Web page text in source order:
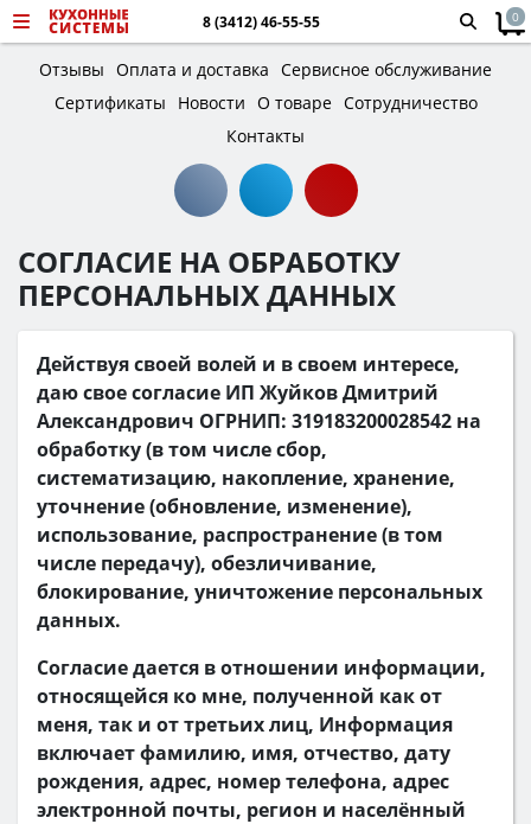
8 (3412) 46-55-55 0
Отзывы Оплата и доставка Сервисное обслуживание
Сертификаты
Новости О товаре Сотрудничество
Контакты
СОГЛАСИЕ НА ОБРАБОТКУ
ПЕРСОНАЛЬНЫХ ДАННЫХ
Действуя своей волей и в своем интересе,
даю свое согласие ИП Жуйков Дмитрий
Александрович ОГРНИП: 319183200028542 на
обработку (в том числе сбор,
систематизацию, накопление, хранение,
уточнение (обновление, изменение),
использование, распространение (в том
числе передачу), обезличивание,
блокирование, уничтожение персональных
данных.
Согласие дается в отношении информации,
относящейся ко мне, полученной как от
меня, так и от третьих лиц, Информация
включает фамилию, имя, отчество, дату
рождения, адрес, номер телефона, адрес
электронной почты, регион и населённый